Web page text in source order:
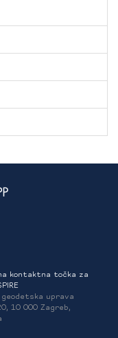
kontaktna točka za
geodetska uprava
10 000 Zagreb,